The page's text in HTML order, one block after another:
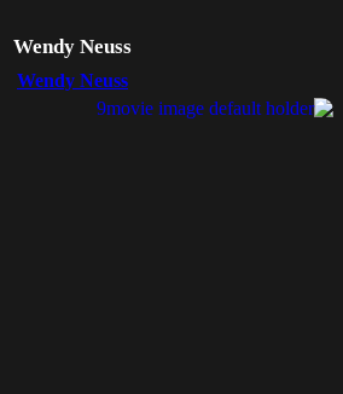
Wendy Neuss
Wendy Neuss